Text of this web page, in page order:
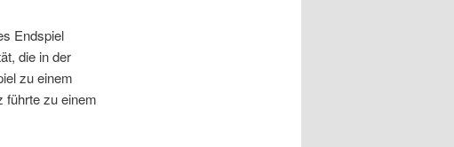
Endspiel
die in der
zu einem
führte zu einem